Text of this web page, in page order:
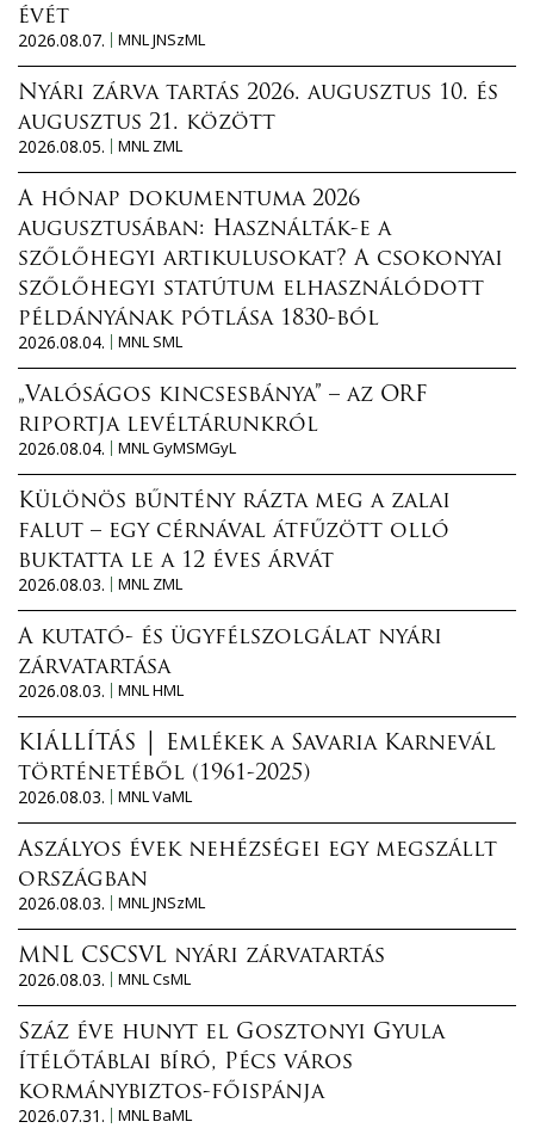
évét
2026.08.07.
MNL JNSzML
Nyári zárva tartás 2026. augusztus 10. és
augusztus 21. között
2026.08.05.
MNL ZML
A hónap dokumentuma 2026
augusztusában: Használták-e a
szőlőhegyi artikulusokat? A csokonyai
szőlőhegyi statútum elhasználódott
példányának pótlása 1830-ból
2026.08.04.
MNL SML
„Valóságos kincsesbánya” – az ORF
riportja levéltárunkról
2026.08.04.
MNL GyMSMGyL
Különös bűntény rázta meg a zalai
falut – egy cérnával átfűzött olló
buktatta le a 12 éves árvát
2026.08.03.
MNL ZML
A kutató- és ügyfélszolgálat nyári
zárvatartása
2026.08.03.
MNL HML
KIÁLLÍTÁS │ Emlékek a Savaria Karnevál
történetéből (1961-2025)
2026.08.03.
MNL VaML
Aszályos évek nehézségei egy megszállt
országban
2026.08.03.
MNL JNSzML
MNL CSCSVL nyári zárvatartás
2026.08.03.
MNL CsML
Száz éve hunyt el Gosztonyi Gyula
ítélőtáblai bíró, Pécs város
kormánybiztos-főispánja
2026.07.31.
MNL BaML